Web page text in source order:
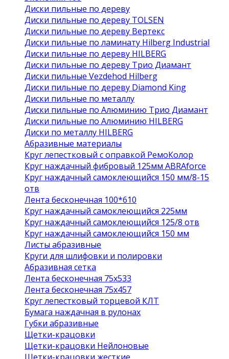
Диски пильные по дереву
Диски пильные по дереву TOLSEN
Диски пильные по дереву Вертекс
Диски пильные по ламинату Hilberg Industrial
Диски пильные по дереву HILBERG
Диски пильные по дереву Трио Диамант
Диски пильные Vezdehod Hilberg
Диски пильные по дереву Diamond King
Диски пильные по металлу
Диски пильные по Алюминию Трио Диамант
Диски пильные по Алюминию HILBERG
Диски по металлу HILBERG
Абразивные материалы
Круг лепестковый с оправкой РемоКолор
Круг наждачный фибровый 125мм ABRAforce
Круг наждачный самоклеющийся 150 мм/8-15
отв
Лента бесконечная 100*610
Круг наждачный самоклеющийся 225мм
Круг наждачный самоклеющийся 125/8 отв
Круг наждачный самоклеющийся 150 мм
Листы абразивные
Круги для шлифовки и полировки
Абразивная сетка
Лента бесконечная 75х533
Лента бесконечная 75х457
Круг лепестковый торцевой КЛТ
Бумага наждачная в рулонах
Губки абразивные
Щетки-крацовки
Щетки-крацовки Нейлоновые